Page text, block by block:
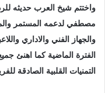
واختتم شيخ العرب حديثه
مصطفي لدعمه المستمر
والجهاز الفني والاداري
الفترة الماضية كما اهنئ
التمنيات القلبية الصادقة